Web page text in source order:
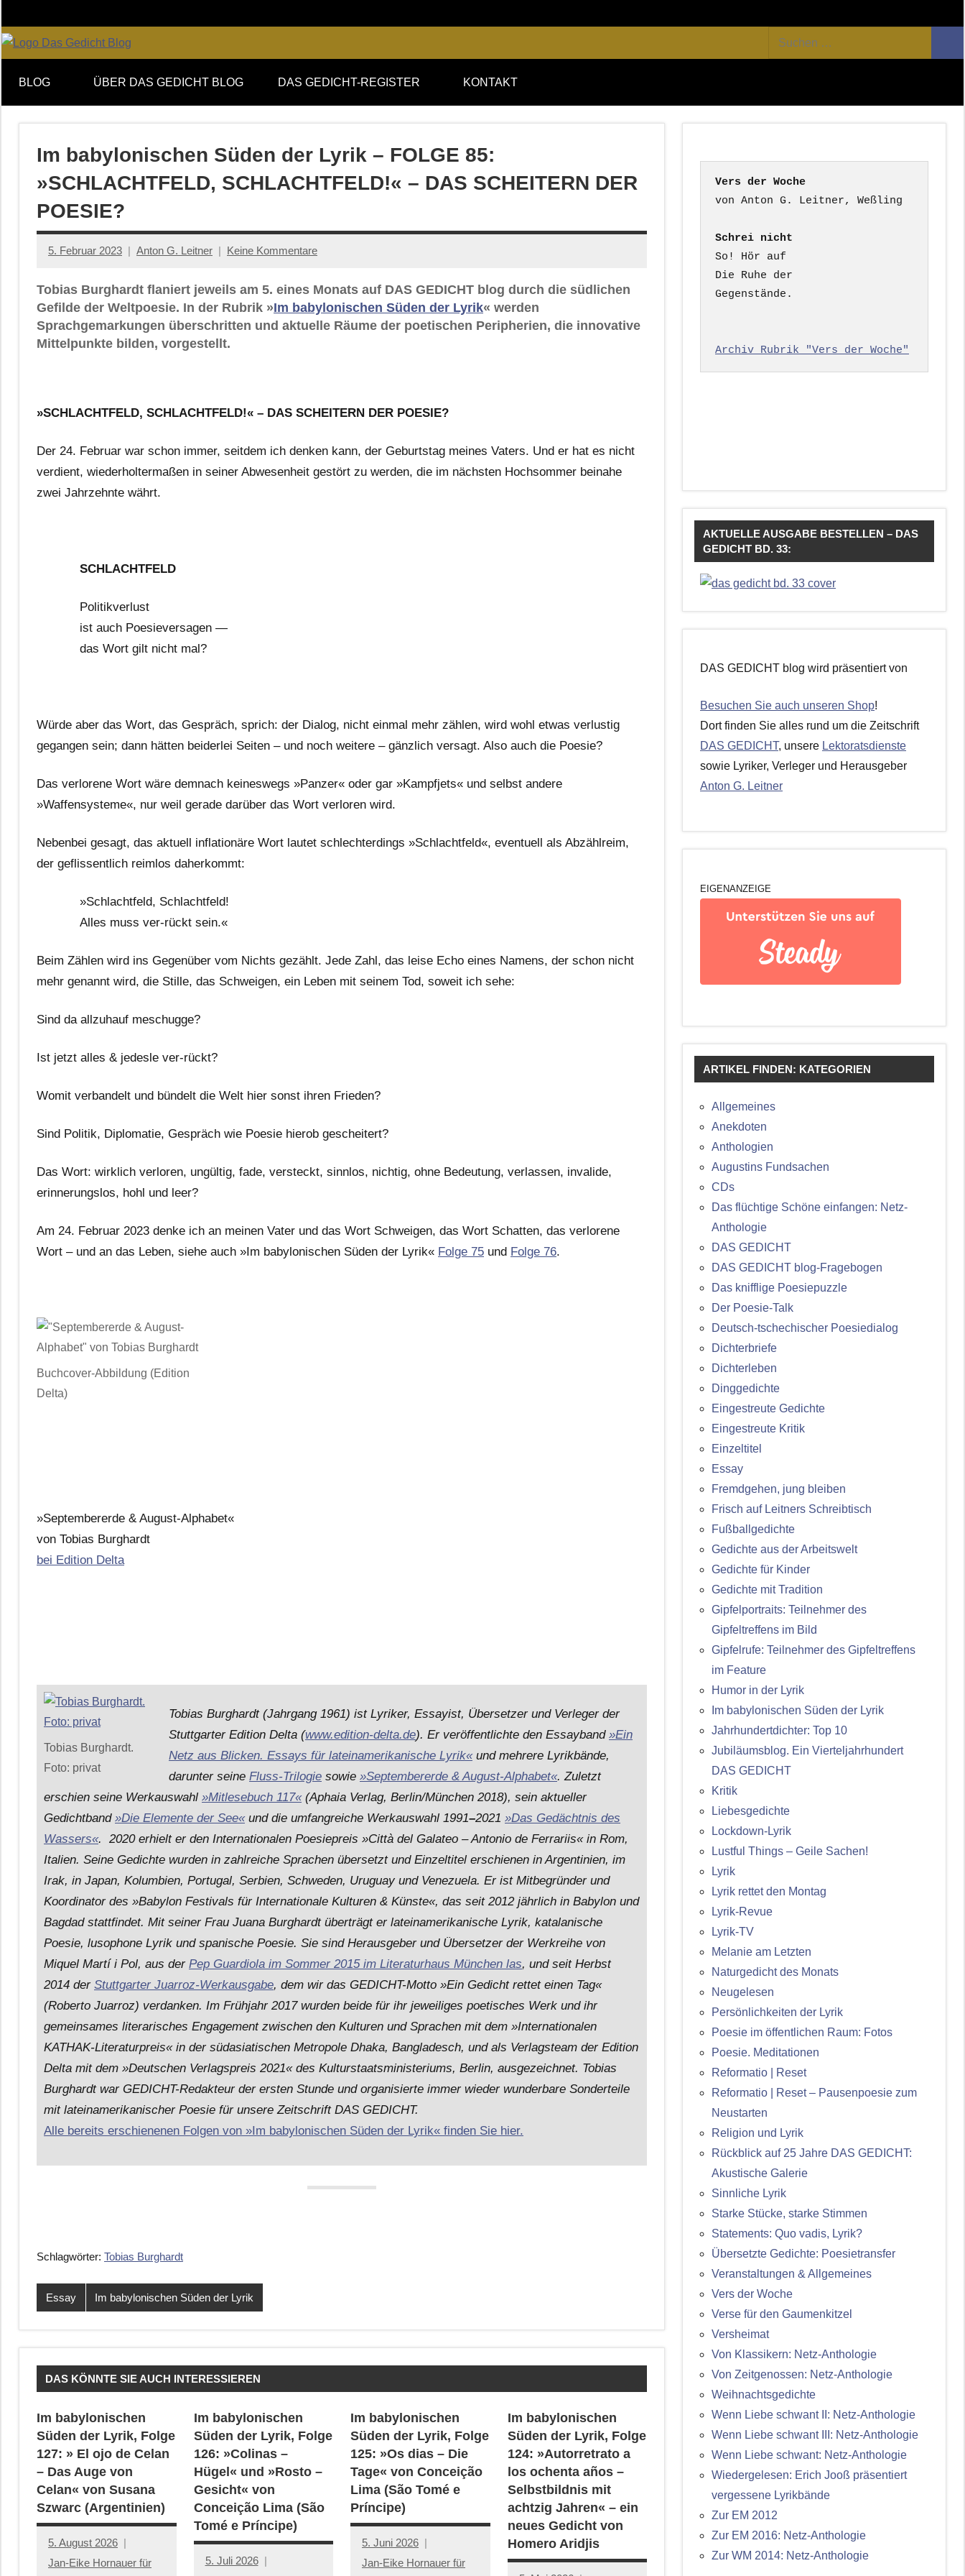
Inhalt
springen
DAS
GEDICHT
blog
von
DAS
GEDICHT.
Zeitschrift
für
Lyrik,
Kritik
Suchen
nach:
BLOG ÜBER DAS GEDICHT BLOG DAS GEDICHT-REGISTER KONTAKT
Im babylonischen Süden der Lyrik – FOLGE 85:
»SCHLACHTFELD, SCHLACHTFELD!« – DAS SCHEITERN DER
POESIE?
5. Februar 2023 Anton G. Leitner Keine Kommentare
Tobias Burghardt flaniert jeweils am 5. eines Monats auf DAS GEDICHT blog durch die südlichen
Gefilde der Weltpoesie. In der Rubrik »Im babylonischen Süden der Lyrik« werden
Sprachgemarkungen überschritten und aktuelle Räume der poetischen Peripherien, die innovative
Mittelpunkte bilden, vorgestellt.
»SCHLACHTFELD, SCHLACHTFELD!« – DAS SCHEITERN DER POESIE?
Der 24. Februar war schon immer, seitdem ich denken kann, der Geburtstag meines Vaters. Und er hat es nicht
verdient, wiederholtermaßen in seiner Abwesenheit gestört zu werden, die im nächsten Hochsommer beinahe
zwei Jahrzehnte währt.
SCHLACHTFELD
Politikverlust
ist auch Poesieversagen —
das Wort gilt nicht mal?
Würde aber das Wort, das Gespräch, sprich: der Dialog, nicht einmal mehr zählen, wird wohl etwas verlustig
gegangen sein; dann hätten beiderlei Seiten – und noch weitere – gänzlich versagt. Also auch die Poesie?
Das verlorene Wort wäre demnach keineswegs »Panzer« oder gar »Kampfjets« und selbst andere
»Waffensysteme«, nur weil gerade darüber das Wort verloren wird.
Nebenbei gesagt, das aktuell inflationäre Wort lautet schlechterdings »Schlachtfeld«, eventuell als Abzählreim,
der geflissentlich reimlos daherkommt:
»Schlachtfeld, Schlachtfeld!
Alles muss ver-rückt sein.«
Beim Zählen wird ins Gegenüber vom Nichts gezählt. Jede Zahl, das leise Echo eines Namens, der schon nicht
mehr genannt wird, die Stille, das Schweigen, ein Leben mit seinem Tod, soweit ich sehe:
Sind da allzuhauf meschugge?
Ist jetzt alles & jedesle ver-rückt?
Womit verbandelt und bündelt die Welt hier sonst ihren Frieden?
Sind Politik, Diplomatie, Gespräch wie Poesie hierob gescheitert?
Das Wort: wirklich verloren, ungültig, fade, versteckt, sinnlos, nichtig, ohne Bedeutung, verlassen, invalide,
erinnerungslos, hohl und leer?
Am 24. Februar 2023 denke ich an meinen Vater und das Wort Schweigen, das Wort Schatten, das verlorene
Wort – und an das Leben, siehe auch »Im babylonischen Süden der Lyrik« Folge 75 und Folge 76.
Buchcover-Abbildung (Edition
Delta)
»Septembererde & August-Alphabet«
von Tobias Burghardt
bei Edition Delta
Tobias Burghardt.
Foto: privat
Tobias Burghardt (Jahrgang 1961) ist Lyriker, Essayist, Übersetzer und Verleger der
Stuttgarter Edition Delta (www.edition-delta.de). Er veröffentlichte den Essayband »Ein
Netz aus Blicken. Essays für lateinamerikanische Lyrik«und mehrere Lyrikbände,
darunter seine Fluss-Trilogie sowie »Septembererde & August-Alphabet«. Zuletzt
erschien seine Werkauswahl »Mitlesebuch 117«(Aphaia Verlag, Berlin/München 2018), sein aktueller
Gedichtband »Die Elemente der See«und die umfangreiche Werkauswahl 1991–2021 »Das Gedächtnis des
Wassers«. 2020 erhielt er den Internationalen Poesiepreis »Città del Galateo – Antonio de Ferrariis« in Rom,
Italien. Seine Gedichte wurden in zahlreiche Sprachen übersetzt und Einzeltitel erschienen in Argentinien, im
Irak, in Japan, Kolumbien, Portugal, Serbien, Schweden, Uruguay und Venezuela. Er ist Mitbegründer und
Koordinator des »Babylon Festivals für Internationale Kulturen & Künste«, das seit 2012 jährlich in Babylon und
Bagdad stattfindet. Mit seiner Frau Juana Burghardt überträgt er lateinamerikanische Lyrik, katalanische
Poesie, lusophone Lyrik und spanische Poesie. Sie sind Herausgeber und Übersetzer der Werkreihe von
Miquel Martí i Pol, aus der Pep Guardiola im Sommer 2015 im Literaturhaus München las, und seit Herbst
2014 der Stuttgarter Juarroz-Werkausgabe, dem wir das GEDICHT-Motto »Ein Gedicht rettet einen Tag«
(Roberto Juarroz) verdanken. Im Frühjahr 2017 wurden beide für ihr jeweiliges poetisches Werk und ihr
gemeinsames literarisches Engagement zwischen den Kulturen und Sprachen mit dem »Internationalen
KATHAK-Literaturpreis« in der südasiatischen Metropole Dhaka, Bangladesch, und als Verlagsteam der Edition
Delta mit dem »Deutschen Verlagspreis 2021« des Kulturstaatsministeriums, Berlin, ausgezeichnet. Tobias
Burghardt war GEDICHT-Redakteur der ersten Stunde und organisierte immer wieder wunderbare Sonderteile
mit lateinamerikanischer Poesie für unsere Zeitschrift DAS GEDICHT.
Alle bereits erschienenen Folgen von »Im babylonischen Süden der Lyrik« finden Sie hier.
Schlagwörter: Tobias Burghardt
Essay Im babylonischen Süden der Lyrik
DAS KÖNNTE SIE AUCH INTERESSIEREN
Im babylonischen
Süden der Lyrik, Folge
127: » El ojo de Celan
– Das Auge von
Celan« von Susana
Szwarc (Argentinien)
5. August 2026
Jan-Eike Hornauer für
Im babylonischen
Süden der Lyrik, Folge
126: »Colinas –
Hügel« und »Rosto –
Gesicht« von
Conceição Lima (São
Tomé e Príncipe)
5. Juli 2026
Im babylonischen
Süden der Lyrik, Folge
125: »Os dias – Die
Tage« von Conceição
Lima (São Tomé e
Príncipe)
5. Juni 2026
Jan-Eike Hornauer für
Im babylonischen
Süden der Lyrik, Folge
124: »Autorretrato a
los ochenta años –
Selbstbildnis mit
achtzig Jahren« – ein
neues Gedicht von
Homero Aridjis
Vers der Woche
Schrei nicht
So! Hör auf
Die Ruhe der
Gegenstände.
Archiv Rubrik "Vers der Woche"
AKTUELLE AUSGABE BESTELLEN – DAS
GEDICHT BD. 33:
DAS GEDICHT blog wird präsentiert von
Besuchen Sie auch unseren Shop!
Dort finden Sie alles rund um die Zeitschrift
DAS GEDICHT, unsere Lektoratsdienste
sowie Lyriker, Verleger und Herausgeber
Anton G. Leitner
EIGENANZEIGE
ARTIKEL FINDEN: KATEGORIEN
Allgemeines
Anekdoten
Anthologien
Augustins Fundsachen
CDs
Das flüchtige Schöne einfangen: Netz-
Anthologie
DAS GEDICHT
DAS GEDICHT blog-Fragebogen
Das knifflige Poesiepuzzle
Der Poesie-Talk
Deutsch-tschechischer Poesiedialog
Dichterbriefe
Dichterleben
Dinggedichte
Eingestreute Gedichte
Eingestreute Kritik
Einzeltitel
Essay
Fremdgehen, jung bleiben
Frisch auf Leitners Schreibtisch
Fußballgedichte
Gedichte aus der Arbeitswelt
Gedichte für Kinder
Gedichte mit Tradition
Gipfelportraits: Teilnehmer des
Gipfeltreffens im Bild
Gipfelrufe: Teilnehmer des Gipfeltreffens
im Feature
Humor in der Lyrik
Im babylonischen Süden der Lyrik
Jahrhundertdichter: Top 10
Jubiläumsblog. Ein Vierteljahrhundert
DAS GEDICHT
Kritik
Liebesgedichte
Lockdown-Lyrik
Lustful Things – Geile Sachen!
Lyrik
Lyrik rettet den Montag
Lyrik-Revue
Lyrik-TV
Melanie am Letzten
Naturgedicht des Monats
Neugelesen
Persönlichkeiten der Lyrik
Poesie im öffentlichen Raum: Fotos
Poesie. Meditationen
Reformatio | Reset
Reformatio | Reset – Pausenpoesie zum
Neustarten
Religion und Lyrik
Rückblick auf 25 Jahre DAS GEDICHT:
Akustische Galerie
Sinnliche Lyrik
Starke Stücke, starke Stimmen
Statements: Quo vadis, Lyrik?
Übersetzte Gedichte: Poesietransfer
Veranstaltungen & Allgemeines
Vers der Woche
Verse für den Gaumenkitzel
Versheimat
Von Klassikern: Netz-Anthologie
Von Zeitgenossen: Netz-Anthologie
Weihnachtsgedichte
Wenn Liebe schwant II: Netz-Anthologie
Wenn Liebe schwant III: Netz-Anthologie
Wenn Liebe schwant: Netz-Anthologie
Wiedergelesen: Erich Jooß präsentiert
vergessene Lyrikbände
Zur EM 2012
Zur EM 2016: Netz-Anthologie
Zur WM 2014: Netz-Anthologie